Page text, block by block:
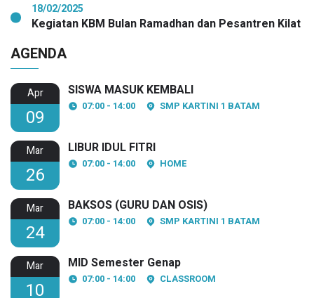
18/02/2025
Kegiatan KBM Bulan Ramadhan dan Pesantren Kilat
AGENDA
Apr
09
SISWA MASUK KEMBALI
07:00 - 14:00 SMP KARTINI 1 BATAM
Mar
26
LIBUR IDUL FITRI
07:00 - 14:00 HOME
Mar
24
BAKSOS (GURU DAN OSIS)
07:00 - 14:00 SMP KARTINI 1 BATAM
Mar
10
MID Semester Genap
07:00 - 14:00 CLASSROOM